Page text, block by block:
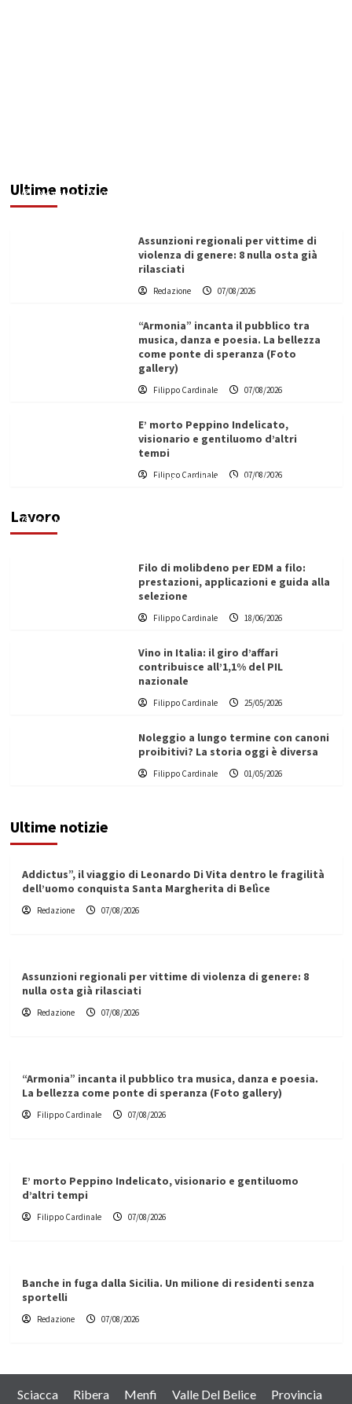
Ultime notizie
Redazione 07/08/2026
Assunzioni regionali per vittime di
violenza di genere: 8 nulla osta già
rilasciati
Redazione 07/08/2026
“Armonia” incanta il pubblico tra
musica, danza e poesia. La bellezza
come ponte di speranza (Foto
gallery)
Filippo Cardinale 07/08/2026
E’ morto Peppino Indelicato,
visionario e gentiluomo d’altri
tempi
Filippo Cardinale 07/08/2026
Lavoro
L’ingegnere saccense Buscarnera partner chiave
di un progetto transnazionale per la transizione
Filippo Cardinale
Filo di molibdeno per EDM a filo:
prestazioni, applicazioni e guida alla
selezione
Filippo Cardinale 18/06/2026
Vino in Italia: il giro d’affari
contribuisce all’1,1% del PIL
nazionale
Filippo Cardinale 25/05/2026
Noleggio a lungo termine con canoni
proibitivi? La storia oggi è diversa
Filippo Cardinale 01/05/2026
Ultime notizie
Addictus”, il viaggio di Leonardo Di Vita dentro le fragilità
dell’uomo conquista Santa Margherita di Belìce
Redazione 07/08/2026
Assunzioni regionali per vittime di violenza di genere: 8
nulla osta già rilasciati
Redazione 07/08/2026
“Armonia” incanta il pubblico tra musica, danza e poesia.
La bellezza come ponte di speranza (Foto gallery)
Filippo Cardinale 07/08/2026
E’ morto Peppino Indelicato, visionario e gentiluomo
d’altri tempi
Filippo Cardinale 07/08/2026
Banche in fuga dalla Sicilia. Un milione di residenti senza
sportelli
Redazione 07/08/2026
Sciacca Ribera Menfi Valle Del Belice Provincia